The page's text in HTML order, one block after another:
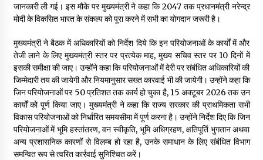
Thought Of The Day 11 May
May 11, 2022
Thought Of The Day 10 May
May 10, 2022
Thought Of The Day 9 May
May 9, 2022
जानकारी ली गई। इस मौके पर मुख्यमंत्री ने कहा कि 2047 तक प्रधानमंत्री नरेन्द्र
मोदी के विकसित भारत के संकल्प को पूरा करने में सभी का योगदान जरूरी है।
मुख्यमंत्री ने बैठक में अधिकारियों को निर्देश दिये कि इन परियोजनाओं के कार्यों में और
तेजी लाने के लिए मुख्यमंत्री स्तर पर प्रत्येक माह, मुख्य सचिव स्तर पर 10 दिनों में
इसकी समीक्षा की जाए। उन्होंने कहा कि परियोजनाओं में देरी पर संबंधित अधिकारियों की
जिम्मेदारी तय की जायेगी और नियमानुसार सख्त कारवाई भी की जायेगी। उन्होंने कहा कि
जिन परियोजनाओं पर 50 प्रतिशत तक कार्य हो चुका है, 15 अक्टूबर 2026 तक उन
कार्यों को पूर्ण किया जाए। मुख्यमंत्री ने कहा कि राज्य सरकार की प्राथमिकता सभी
विकास परियोजनाओं को निर्धारित समयसीमा में पूर्ण करना है। उन्होंने निर्देश दिए कि जिन
परियोजनाओं में भूमि हस्तांतरण, वन स्वीकृति, भूमि अधिग्रहण, क्षतिपूर्ति भुगतान अथवा
अन्य प्रशासनिक कारणों से विलम्ब हो रहा है, उनके समाधान के लिए संबंधित विभाग
समन्वित रूप से त्वरित कार्रवाई सुनिश्चित करें।